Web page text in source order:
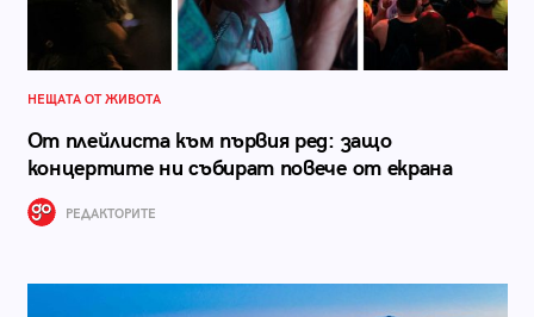
НЕЩАТА ОТ ЖИВОТА
От плейлиста към първия ред: защо
концертите ни събират повече от екрана
РЕДАКТОРИТЕ